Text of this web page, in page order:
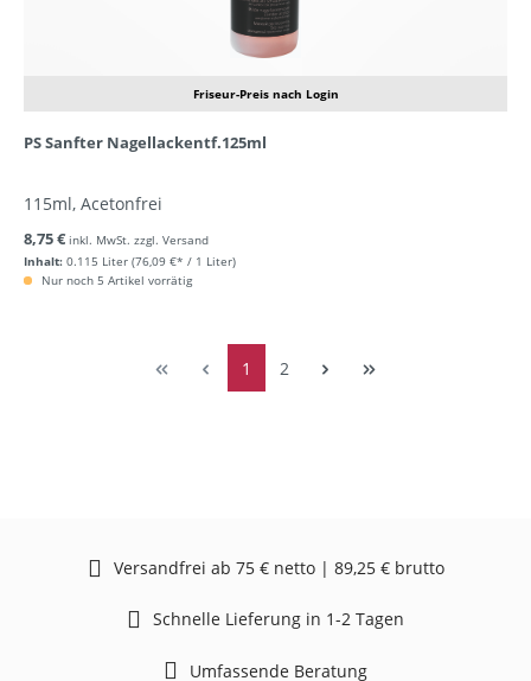
Friseur-Preis nach Login
PS Sanfter Nagellackentf.125ml
115ml, Acetonfrei
Inhalt: 0.115 Liter (76,09 €* / 1 Liter)
8,75 € inkl. MwSt. zzgl. Versand
Nur noch 5 Artikel vorrätig
1 2
Versandfrei ab 75 € netto | 89,25 € brutto
Schnelle Lieferung in 1-2 Tagen
Umfassende Beratung